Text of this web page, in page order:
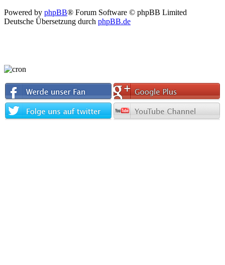
Powered by phpBB® Forum Software © phpBB Limited
Deutsche Übersetzung durch phpBB.de